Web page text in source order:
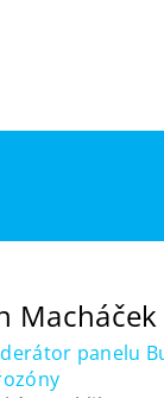
Macháček
panelu